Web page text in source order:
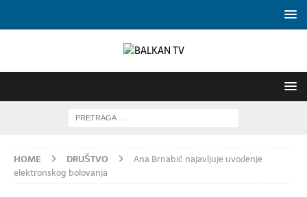
HOME DRUŠTVO
Ana Brnabić najavljuje uvođenje
elektronskog bolovanja